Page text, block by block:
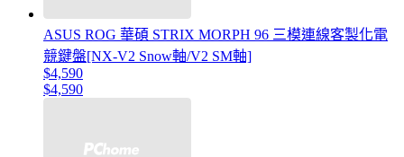
ASUS ROG 華碩 STRIX MORPH 96 三模連線客製化電
競鍵盤[NX-V2 Snow軸/V2 SM軸]
$4,590
$4,590